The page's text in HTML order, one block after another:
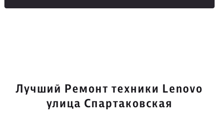
Лучший Ремонт техники Lenovo
улица Спартаковская